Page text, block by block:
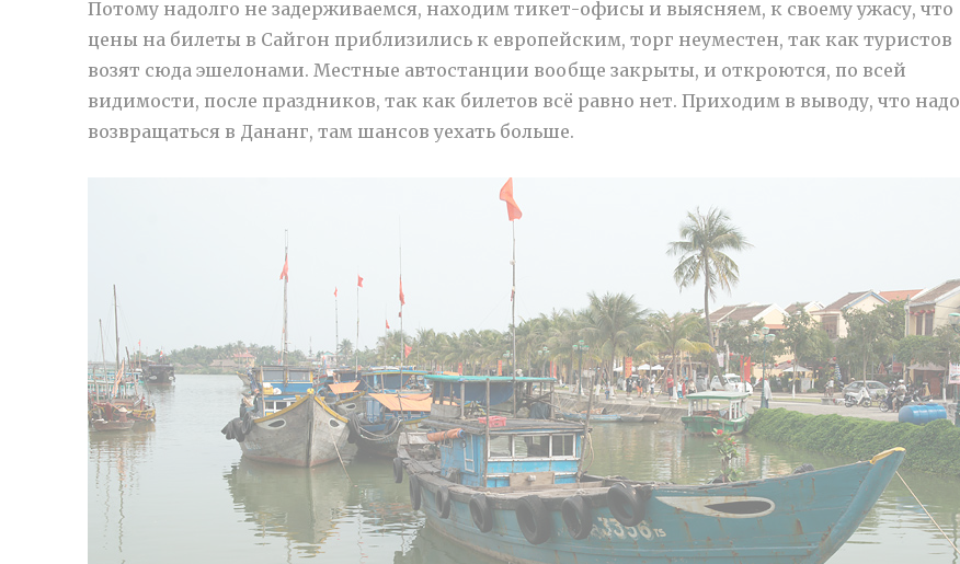
Потому надолго не задерживаемся, находим тикет-офисы и выясняем, к своему ужасу, что
цены на билеты в Сайгон приблизились к европейским, торг неуместен, так как туристов
возят сюда эшелонами. Местные автостанции вообще закрыты, и откроются, по всей
видимости, после праздников, так как билетов всё равно нет. Приходим в выводу, что надо
возвращаться в Дананг, там шансов уехать больше.